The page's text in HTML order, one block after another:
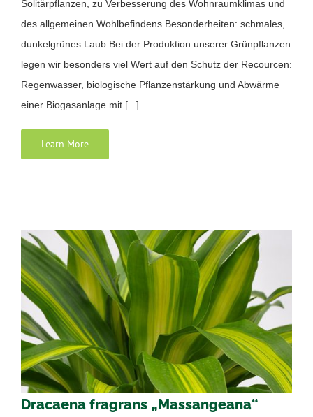
Solitärpflanzen, zu Verbesserung des Wohnraumklimas und
des allgemeinen Wohlbefindens Besonderheiten: schmales,
dunkelgrünes Laub Bei der Produktion unserer Grünpflanzen
legen wir besonders viel Wert auf den Schutz der Recourcen:
Regenwasser, biologische Pflanzenstärkung und Abwärme
einer Biogasanlage mit [...]
Learn More
Dracaena fragrans „Massangeana“